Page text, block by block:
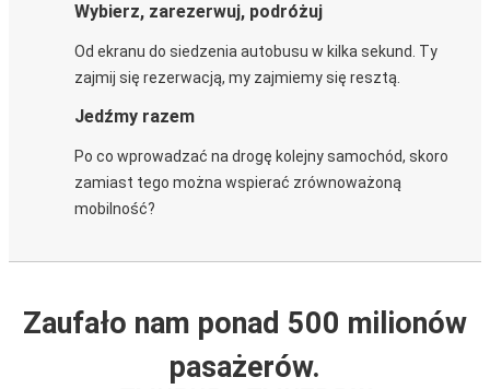
Wybierz, zarezerwuj, podróżuj
Od ekranu do siedzenia autobusu w kilka sekund. Ty
zajmij się rezerwacją, my zajmiemy się resztą.
Jedźmy razem
Po co wprowadzać na drogę kolejny samochód, skoro
zamiast tego można wspierać zrównoważoną
mobilność?
Zaufało nam ponad 500 milionów
pasażerów.